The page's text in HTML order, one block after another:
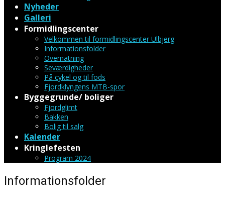
Nyheder
Galleri
Formidlingscenter
Velkommen til formidlingscenter Ulbjerg
Informationsfolder
Overnatning
Seværdigheder
På cykel og til fods
Fjordklyngens MTB-spor
Byggegrunde/ boliger
Fjordglimt
Bakken
Bolig til salg
Kalender
Kringlefesten
Program 2024
Informationsfolder